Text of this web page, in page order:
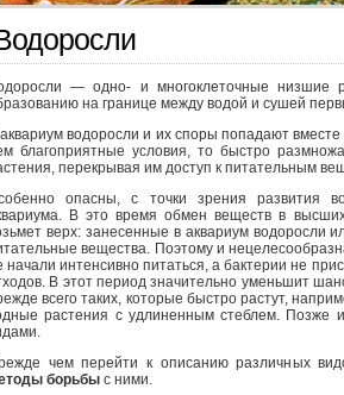
— одно- и многоклеточные низшие
на границе между водой и сушей
водоросли и их споры попадают
благоприятные условия, то быстро
перекрывая им доступ к питательным
опасны, с точки зрения развития
В это время обмен веществ в
верх: занесенные в аквариум
вещества. Поэтому и
начали интенсивно питаться, а бактерии не
В этот период значительно уменьшит
всего таких, которые быстро растут,
растения с удлиненным стеблем. Позже
чем перейти к описанию различных
борьбы с ними.